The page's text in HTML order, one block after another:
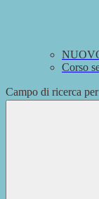
Corso
Campo di ricerca